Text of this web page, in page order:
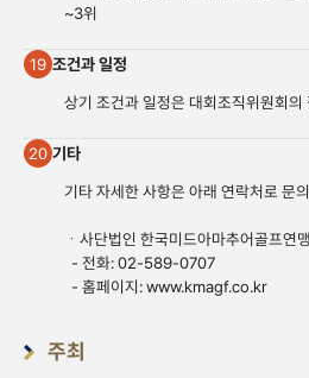
~3위
19 조건과 일정
상기 조건과 일정은 대회조직위원회
20 기타
기타 자세한 사항은 아래 연락처로 문
ㆍ사단법인 한국미드아마추어골프연
- 전화: 02-589-0707
- 홈페이지:www.kmagf.co.kr
주최